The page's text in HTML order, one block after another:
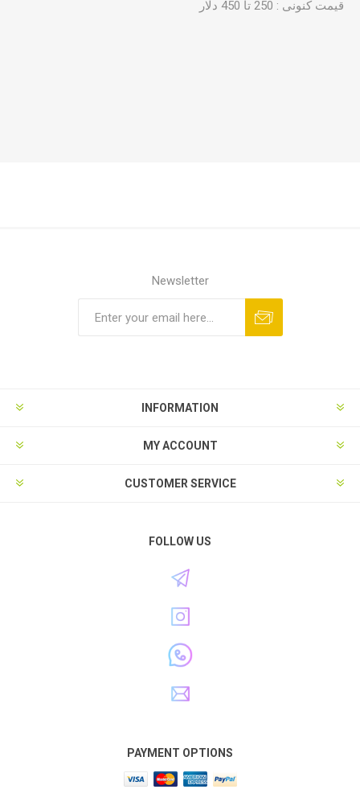
قیمت کنونی : 250 تا 450 دلار
Newsletter
INFORMATION
MY ACCOUNT
CUSTOMER SERVICE
FOLLOW US
PAYMENT OPTIONS